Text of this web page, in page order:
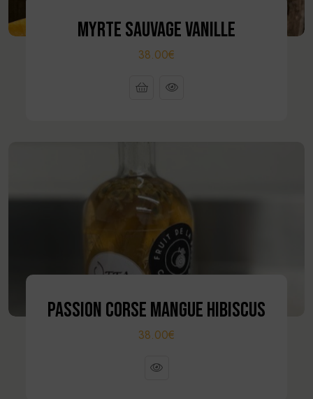
MYRTE SAUVAGE VANILLE
38.00€
PASSION CORSE MANGUE HIBISCUS
38.00€